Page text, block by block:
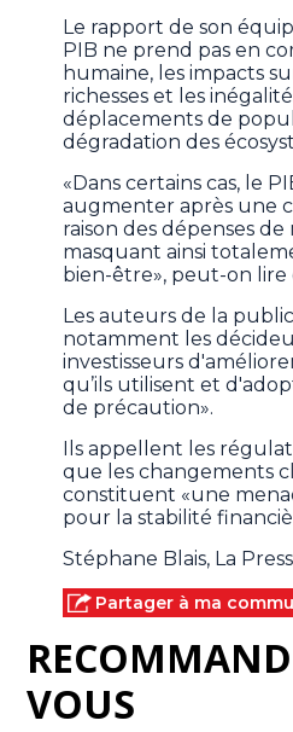
Le rapport de son
PIB ne prend pas en
humaine, les impacts
richesses et les
déplacements de
dégradation des
«Dans certains cas, le
augmenter après une
raison des dépenses
masquant ainsi
bien-être», peut-on lire
Les auteurs de la
notamment les
investisseurs
qu’ils utilisent et
de précaution».
Ils appellent les
que les changements
constituent «une
pour la stabilité
Stéphane Blais, La
Partager à ma
VOUS